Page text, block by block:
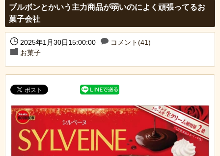
ブルボンとかいう主力商品が弱いのによく頑張ってるお
菓子会社
2025年1月30日15:00:00
コメント(41)
お菓子